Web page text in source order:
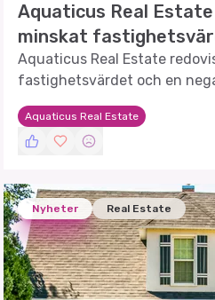
Aquaticus Real
minskat
Aquaticus Real Estate
fastighetsvärdet och en
för 2025.
Aquaticus Real Estate
Nyheter Real Estate